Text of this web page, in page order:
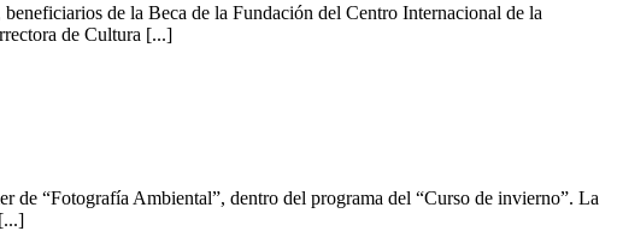
de la Beca de la Fundación del Centro Internacional de la
de Cultura [...]
“Fotografía Ambiental”, dentro del programa del “Curso de invierno”. La